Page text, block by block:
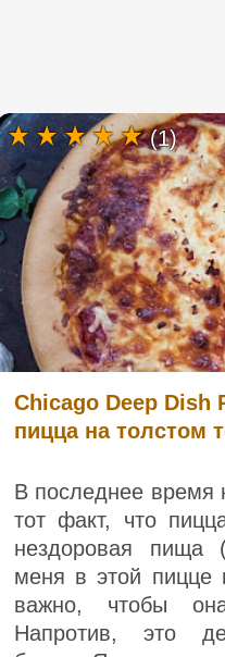
Chicago Deep Dish
пицца на толстом
В последнее время
тот факт, что
нездоровая пища
меня в этой пицце
важно, чтобы
Напротив, это
(1)